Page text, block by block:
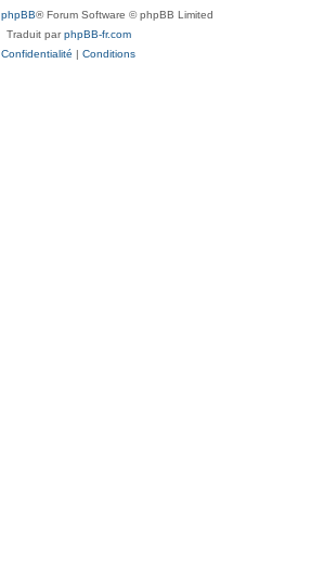
phpBB® Forum Software © phpBB Limited
Traduit parphpBB-fr.com
Confidentialité | Conditions